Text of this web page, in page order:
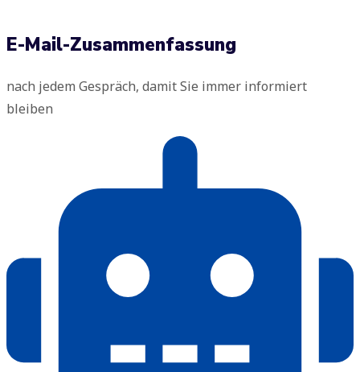
E-Mail-Zusammenfassung
nach jedem Gespräch, damit Sie immer informiert
bleiben